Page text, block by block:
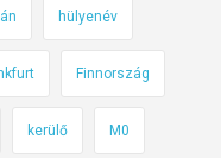
hülyenév
Finnország
kerülő M0